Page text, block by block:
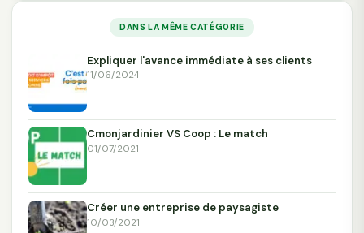
DANS LA MÊME CATÉGORIE
Expliquer l'avance immédiate à ses clients
11/06/2024
Cmonjardinier VS Coop : Le match
01/07/2021
Créer une entreprise de paysagiste
10/03/2021